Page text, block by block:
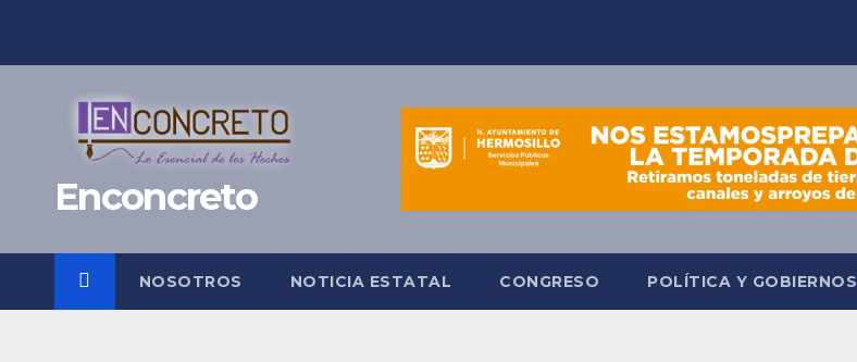
Enconcreto
NOSOTROS NOTICIA ESTATAL CONGRESO POLÍTICA Y GOBIERNOS